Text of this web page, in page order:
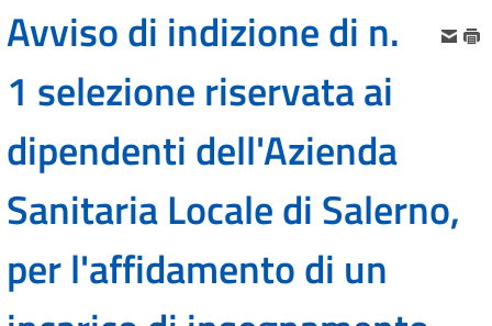
Avviso di indizione di n.
1 selezione riservata ai
dipendenti dell'Azienda
Sanitaria Locale di Salerno,
per l'affidamento di un